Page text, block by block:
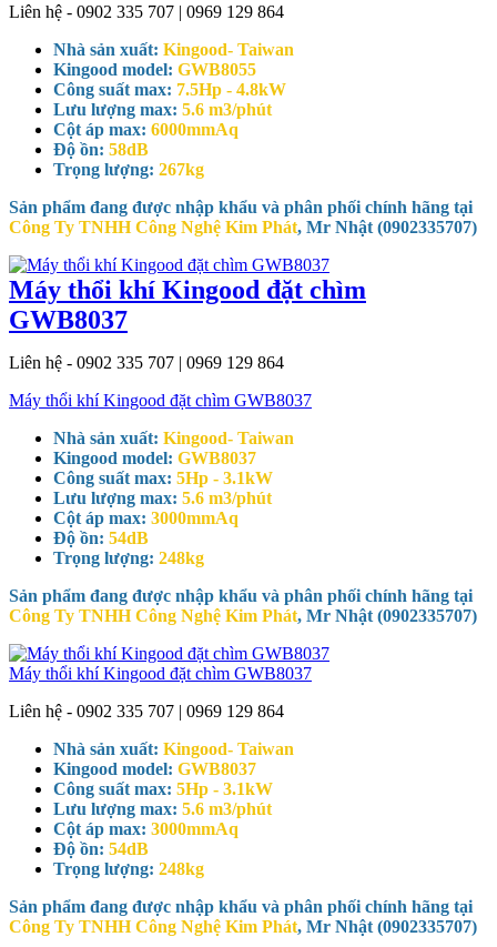
Liên hệ - 0902 335 707 | 0969 129 864
Nhà sản xuất: Kingood- Taiwan
Kingood model: GWB8055
Công suất max: 7.5Hp - 4.8kW
Lưu lượng max: 5.6 m3/phút
Cột áp max: 6000mmAq
Độ ồn: 58dB
Trọng lượng: 267kg
Sản phẩm đang được nhập khẩu và phân phối chính hãng tại
Công Ty TNHH Công Nghệ Kim Phát, Mr Nhật (0902335707)
Máy thổi khí Kingood đặt chìm
GWB8037
Liên hệ - 0902 335 707 | 0969 129 864
Máy thổi khí Kingood đặt chìm GWB8037
Nhà sản xuất: Kingood- Taiwan
Kingood model: GWB8037
Công suất max: 5Hp - 3.1kW
Lưu lượng max: 5.6 m3/phút
Cột áp max: 3000mmAq
Độ ồn: 54dB
Trọng lượng: 248kg
Sản phẩm đang được nhập khẩu và phân phối chính hãng tại
Công Ty TNHH Công Nghệ Kim Phát, Mr Nhật (0902335707)
Máy thổi khí Kingood đặt chìm GWB8037
Liên hệ - 0902 335 707 | 0969 129 864
Nhà sản xuất: Kingood- Taiwan
Kingood model: GWB8037
Công suất max: 5Hp - 3.1kW
Lưu lượng max: 5.6 m3/phút
Cột áp max: 3000mmAq
Độ ồn: 54dB
Trọng lượng: 248kg
Sản phẩm đang được nhập khẩu và phân phối chính hãng tại
Công Ty TNHH Công Nghệ Kim Phát, Mr Nhật (0902335707)